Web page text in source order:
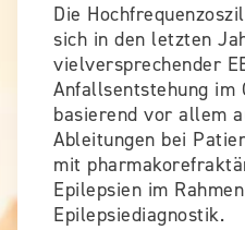
Die
sich in den letzten
vielversprechender
Anfallsentstehung im
basierend vor allem
Ableitungen bei
mit
Epilepsien im
Epilepsiediagnostik.